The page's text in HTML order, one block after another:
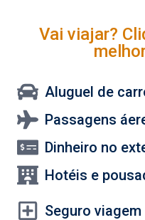
Vai viajar?
Aluguel de
Passagens
Dinheiro no
Hotéis e
Seguro viagem